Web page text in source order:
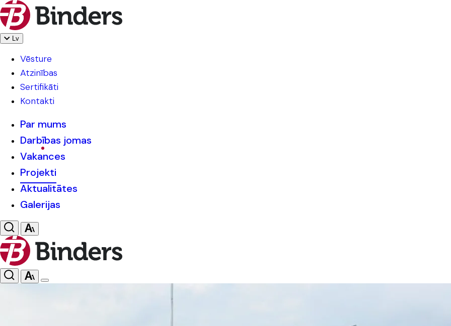
Lv
Vēsture
Atzinības
Sertifikāti
Kontakti
Par mums
Darbības jomas
Vakances
Projekti
Aktualitātes
Galerijas